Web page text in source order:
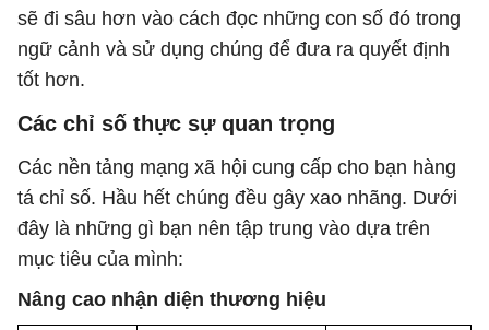
sẽ đi sâu hơn vào cách đọc những con số đó trong
ngữ cảnh và sử dụng chúng để đưa ra quyết định
tốt hơn.
Các chỉ số thực sự quan trọng
Các nền tảng mạng xã hội cung cấp cho bạn hàng
tá chỉ số. Hầu hết chúng đều gây xao nhãng. Dưới
đây là những gì bạn nên tập trung vào dựa trên
mục tiêu của mình:
Nâng cao nhận diện thương hiệu